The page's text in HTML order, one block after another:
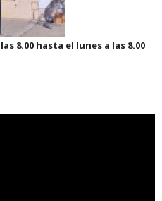
8.00 hasta el lunes a las 8.00